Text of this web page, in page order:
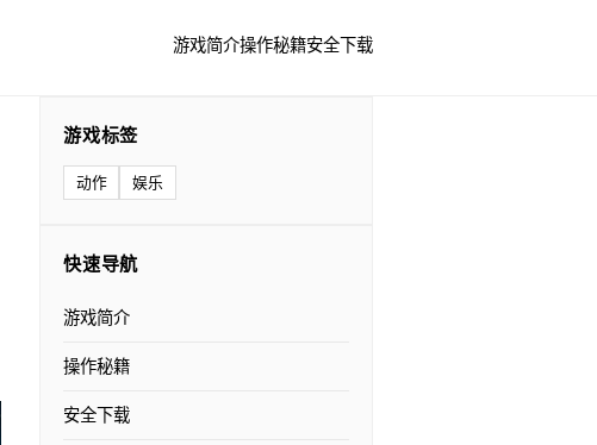
游戏简介操作秘籍安全下载
游戏标签
动作 娱乐
快速导航
游戏简介
操作秘籍
安全下载